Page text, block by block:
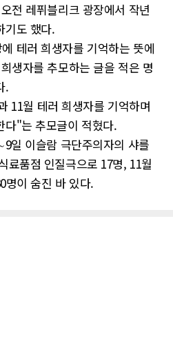
전 레퓌블리크 광장에서 작년
기도 했다.
테러 희생자를 기억하는 뜻에
생자를 추모하는 글을 적은 명
.
11월 테러 희생자를 기억하며
다"는 추모글이 적혔다.
일 이슬람 극단주의자의 샤를
료품점 인질극으로 17명, 11월
명이 숨진 바 있다.